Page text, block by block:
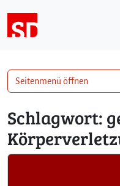
Schlagwort:
Seitenmenü öffnen